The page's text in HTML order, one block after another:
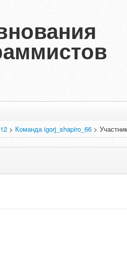
> Команда igorj_shapiro_66 >